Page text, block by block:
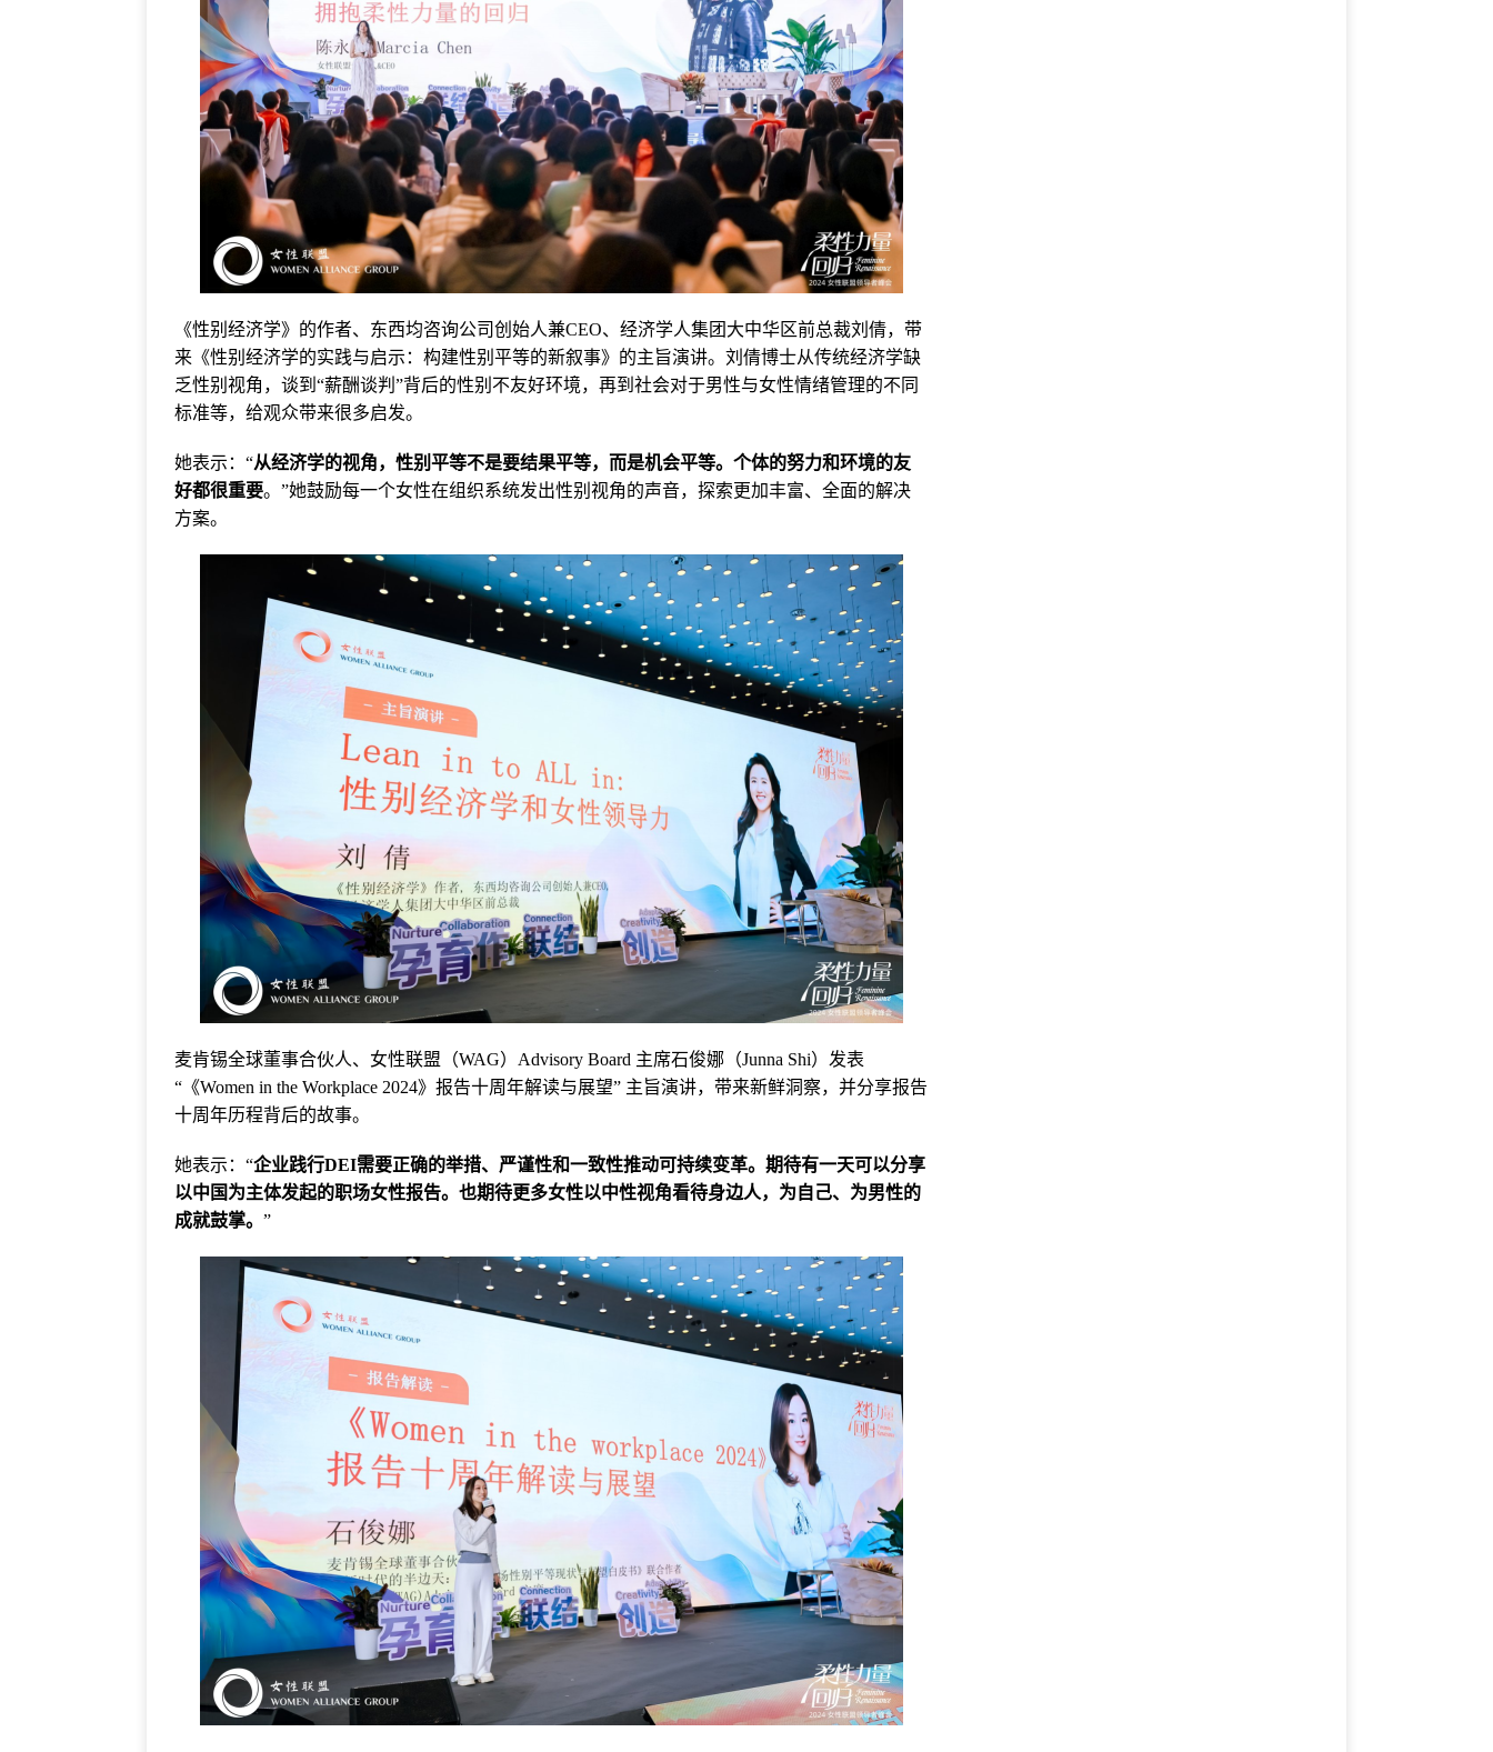
《性别经济学》的作者、东西均咨询公司创始人兼CEO、经济学人集团大中华区前总裁刘倩，带
来《性别经济学的实践与启示：构建性别平等的新叙事》的主旨演讲。刘倩博士从传统经济学缺
乏性别视角，谈到“薪酬谈判”背后的性别不友好环境，再到社会对于男性与女性情绪管理的不同
标准等，给观众带来很多启发。
她表示：“从经济学的视角，性别平等不是要结果平等，而是机会平等。个体的努力和环境的友
好都很重要。”她鼓励每一个女性在组织系统发出性别视角的声音，探索更加丰富、全面的解决
方案。
麦肯锡全球董事合伙人、女性联盟（WAG）Advisory Board 主席石俊娜（Junna Shi）发表
“《Women in the Workplace 2024》报告十周年解读与展望” 主旨演讲，带来新鲜洞察，并分享报告
十周年历程背后的故事。
她表示：“企业践行DEI需要正确的举措、严谨性和一致性推动可持续变革。期待有一天可以分享
以中国为主体发起的职场女性报告。也期待更多女性以中性视角看待身边人，为自己、为男性的
成就鼓掌。 ”